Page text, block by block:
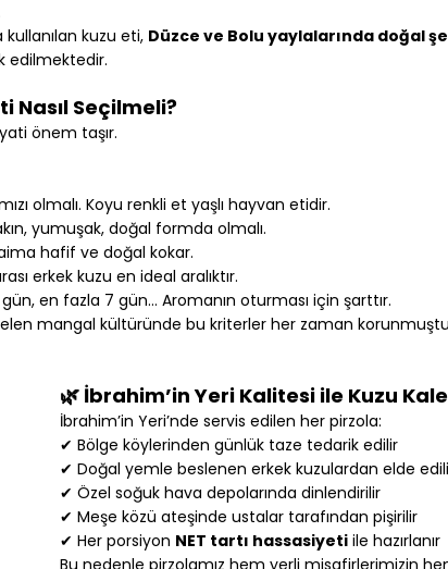
kuzu eti, Düzce ve Bolu yaylalarında doğal
edilmektedir.
Nasıl Seçilmeli?
önem taşır.
olmalı. Koyu renkli et yaşlı hayvan etidir.
yumuşak, doğal formda olmalı.
hafif ve doğal kokar.
erkek kuzu en ideal aralıktır.
en fazla 7 gün… Aromanın oturması için şarttır.
mangal kültüründe bu kriterler her zaman
🌿 İbrahim’in Yeri Kalitesi ile Kuzu
İbrahim’in Yeri’nde servis edilen her pirzola:
✔ Bölge köylerinden günlük taze tedarik edilir
✔ Doğal yemle beslenen erkek kuzulardan elde
✔ Özel soğuk hava depolarında dinlendirilir
✔ Meşe közü ateşinde ustalar tarafından pişirilir
✔ Her porsiyon NET tartı hassasiyeti ile hazırlanır
Bu nedenle pirzolamız hem yerli misafirlerimizin